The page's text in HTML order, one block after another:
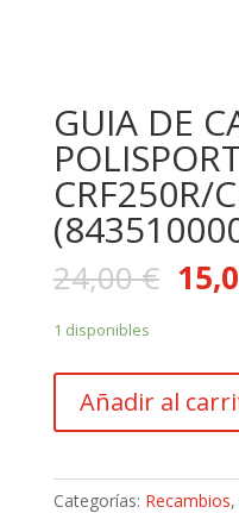
GUIA DE
CRF250R/
24,00€
1 disponibles
CADENA
POLISPORT
Añadir al
Categorías: Recambios,